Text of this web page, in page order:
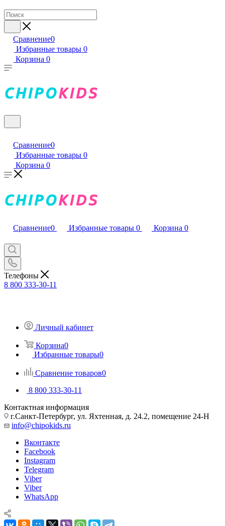
Сравнение0
Избранные товары 0
Корзина 0
Сравнение0
Избранные товары 0
Корзина 0
Сравнение0 Избранные товары 0 Корзина 0
Телефоны
8 800 333-30-11
Личный кабинет
Корзина0
Избранные товары0
Сравнение товаров0
8 800 333-30-11
Контактная информация
г.Санкт-Петербург, ул. Яхтенная, д. 24.2, помещение 24-Н
info@chipokids.ru
Вконтакте
Facebook
Instagram
Telegram
Viber
Viber
WhatsApp